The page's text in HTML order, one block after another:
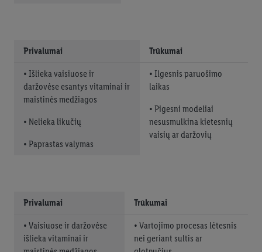
Privalumai Trūkumai
• Išlieka vaisiuose ir
daržovėse esantys vitaminai ir
maistinės medžiagos
• Nelieka likučių
• Paprastas valymas
• Ilgesnis paruošimo
laikas
• Pigesni modeliai
nesusmulkina kietesnių
vaisių ar daržovių
Privalumai Trūkumai
• Vaisiuose ir daržovėse
išlieka vitaminai ir
• Vartojimo procesas lėtesnis
nei geriant sultis ar